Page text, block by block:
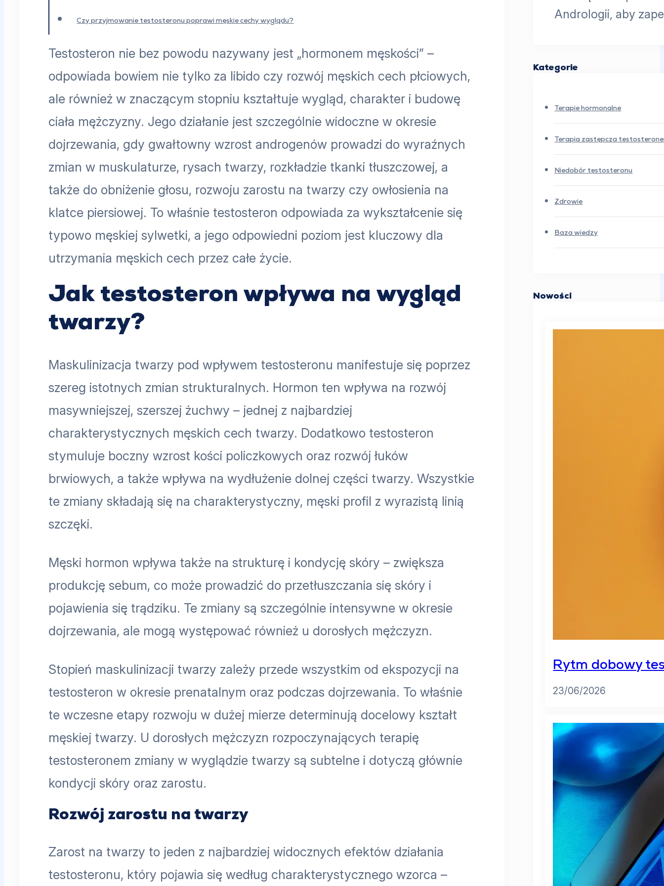
Czy przyjmowanie testosteronu poprawi męskie cechy wyglądu?
Testosteron nie bez powodu nazywany jest „hormonem męskości” –
odpowiada bowiem nie tylko za libido czy rozwój męskich cech płciowych,
ale również w znaczącym stopniu kształtuje wygląd, charakter i budowę
ciała mężczyzny. Jego działanie jest szczególnie widoczne w okresie
dojrzewania, gdy gwałtowny wzrost androgenów prowadzi do wyraźnych
zmian w muskulaturze, rysach twarzy, rozkładzie tkanki tłuszczowej, a
także do obniżenie głosu, rozwoju zarostu na twarzy czy owłosienia na
klatce piersiowej. To właśnie testosteron odpowiada za wykształcenie się
typowo męskiej sylwetki, a jego odpowiedni poziom jest kluczowy dla
utrzymania męskich cech przez całe życie.
Jak testosteron wpływa na wygląd
twarzy?
Maskulinizacja twarzy pod wpływem testosteronu manifestuje się poprzez
szereg istotnych zmian strukturalnych. Hormon ten wpływa na rozwój
masywniejszej, szerszej żuchwy – jednej z najbardziej
charakterystycznych męskich cech twarzy. Dodatkowo testosteron
stymuluje boczny wzrost kości policzkowych oraz rozwój łuków
brwiowych, a także wpływa na wydłużenie dolnej części twarzy. Wszystkie
te zmiany składają się na charakterystyczny, męski profil z wyrazistą linią
szczęki.
Męski hormon wpływa także na strukturę i kondycję skóry – zwiększa
produkcję sebum, co może prowadzić do przetłuszczania się skóry i
pojawienia się trądziku. Te zmiany są szczególnie intensywne w okresie
dojrzewania, ale mogą występować również u dorosłych mężczyzn.
Stopień maskulinizacji twarzy zależy przede wszystkim od ekspozycji na
testosteron w okresie prenatalnym oraz podczas dojrzewania. To właśnie
te wczesne etapy rozwoju w dużej mierze determinują docelowy kształt
męskiej twarzy. U dorosłych mężczyzn rozpoczynających terapię
testosteronem zmiany w wyglądzie twarzy są subtelne i dotyczą głównie
kondycji skóry oraz zarostu.
Rozwój zarostu na twarzy
Zarost na twarzy to jeden z najbardziej widocznych efektów działania
testosteronu, który pojawia się według charakterystycznego wzorca –
Andrologii, aby
Kategorie
Terapie hormonalne
Terapia zastępcza
Niedobór testosteronu
Zdrowie
Baza wiedzy
Nowości
Rytm dobowy
23/06/2026